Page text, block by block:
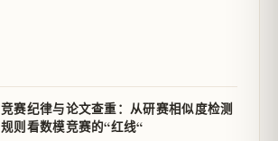
竞赛纪律与论文查重：从研赛相似度检测
规则看数模竞赛的“红线“